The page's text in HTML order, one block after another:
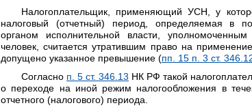
Налогоплательщик, применяющий УСН, у
налоговый (отчетный) период, определяемая в
органом исполнительной власти,
человек, считается утратившим право на
допущено указанное превышение (пп. 15 п. 3 ст.
Согласно п. 5 ст. 346.13 НК РФ такой
о переходе на иной режим налогообложения в
отчетного (налогового) периода.